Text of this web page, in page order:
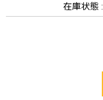
在庫状態 :